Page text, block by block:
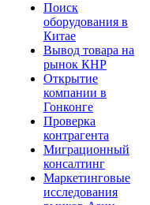
Поиск
оборудования в
Китае
Вывод товара на
рынок КНР
Открытие
компании в
Гонконге
Проверка
контрагента
Миграционный
консалтинг
Маркетинговые
исследования